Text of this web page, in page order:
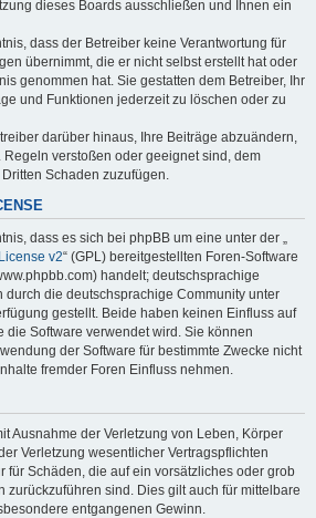
dieses Boards ausschließen und Ihnen ein
dass der Betreiber keine Verantwortung für
übernimmt, die er nicht selbst erstellt hat oder
genommen hat. Sie gestatten dem Betreiber, Ihr
und Funktionen jederzeit zu löschen oder zu
darüber hinaus, Ihre Beiträge abzuändern,
Regeln verstoßen oder geeignet sind, dem
Schaden zuzufügen.
dass es sich bei phpBB um eine unter der „
v2“ (GPL) bereitgestellten Foren-Software
handelt; deutschsprachige
durch die deutschsprachige Community unter
gestellt. Beide haben keinen Einfluss auf
die Software verwendet wird. Sie können
der Software für bestimmte Zwecke nicht
fremder Foren Einfluss nehmen.
Ausnahme der Verletzung von Leben, Körper
Verletzung wesentlicher Vertragspflichten
für Schäden, die auf ein vorsätzliches oder grob
zurückzuführen sind. Dies gilt auch für mittelbare
entgangenen Gewinn.